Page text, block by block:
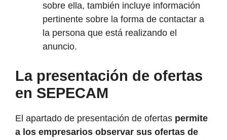
sobre ella, también incluye información
pertinente sobre la forma de contactar a
la persona que está realizando el
anuncio.
La presentación de ofertas
en SEPECAM
El apartado de presentación de ofertas permite
a los empresarios observar sus ofertas de